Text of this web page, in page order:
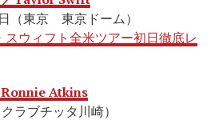
（東京 東京ドーム）
ウィフト全米ツアー初日徹底レ
Ronnie Atkins
ラブチッタ川崎）